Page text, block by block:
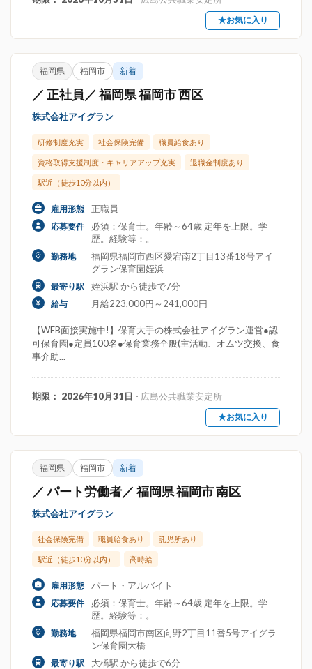
★お気に入り
福岡県 福岡市 新着
／ 正社員／ 福岡県 福岡市 西区
株式会社アイグラン
研修制度充実 社会保険完備 職員給食あり
資格取得支援制度・キャリアアップ充実 退職金制度あり
駅近（徒歩10分以内）
雇用形態 正職員
応募要件
必須：保育士。年齢～64歳 定年を上限。学
歴。経験等：。
勤務地
福岡県福岡市西区愛宕南2丁目13番18号アイ
グラン保育園姪浜
最寄り駅 姪浜駅 から徒歩で7分
給与 月給223,000円～241,000円
【WEB面接実施中!】保育大手の株式会社アイグラン運営●認
可保育園●定員100名●保育業務全般(主活動、オムツ交換、食
事介助...
期限： 2026年10月31日 - 広島公共職業安定所
★お気に入り
福岡県 福岡市 新着
／ パート労働者／ 福岡県 福岡市 南区
株式会社アイグラン
社会保険完備 職員給食あり 託児所あり
駅近（徒歩10分以内） 高時給
雇用形態 パート・アルバイト
応募要件
必須：保育士。年齢～64歳 定年を上限。学
歴。経験等：。
勤務地
福岡県福岡市南区向野2丁目11番5号アイグラ
ン保育園大橋
最寄り駅 大橋駅 から徒歩で6分